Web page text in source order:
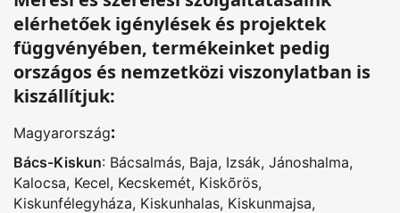
elérhetőek igénylések és projektek
függvényében, termékeinket pedig
országos és nemzetközi viszonylatban is
kiszállítjuk:
Magyarország:
Bács-Kiskun: Bácsalmás, Baja, Izsák, Jánoshalma,
Kalocsa, Kecel, Kecskemét, Kiskõrös,
Kiskunfélegyháza, Kiskunhalas, Kiskunmajsa,